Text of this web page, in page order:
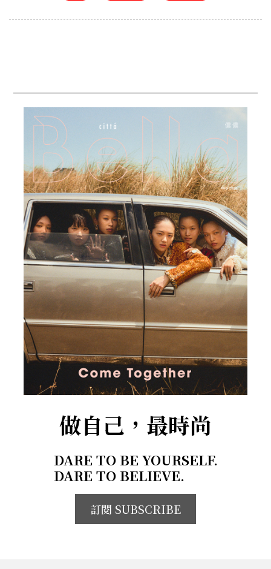
做自己，最時尚
DARE TO BE YOURSELF.
DARE TO BELIEVE.
訂閱 SUBSCRIBE